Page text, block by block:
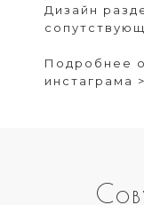
Дизайн
Подробнее
инстаграма